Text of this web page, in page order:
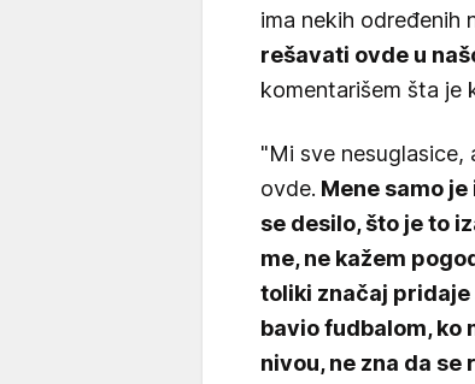
ima nekih određenih
rešavati ovde u
komentarišem šta je
"Mi sve nesuglasice,
ovde. Mene samo
se desilo, što je to
me, ne kažem
toliki značaj pridaje
bavio fudbalom, ko
nivou, ne zna da